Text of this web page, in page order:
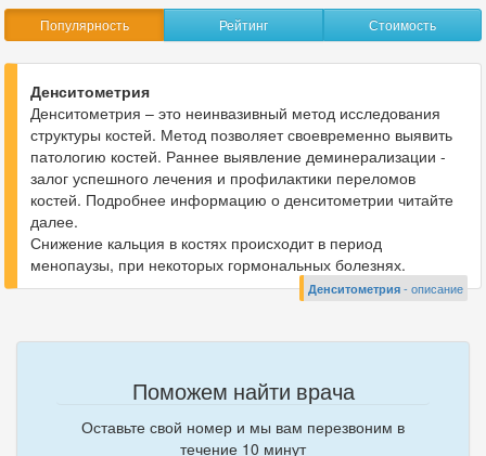
Популярность Рейтинг Стоимость
Денситометрия
Денситометрия – это неинвазивный метод исследования
структуры костей. Метод позволяет своевременно выявить
патологию костей. Раннее выявление деминерализации -
залог успешного лечения и профилактики переломов
костей. Подробнее информацию о денситометрии читайте
далее.
Снижение кальция в костях происходит в период
менопаузы, при некоторых гормональных болезнях.
Денситометрия- описание
Поможем найти врача
Оставьте свой номер и мы вам перезвоним в
течение 10 минут